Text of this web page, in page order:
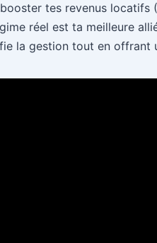
tes revenus
réel est ta meilleure
la gestion tout en offrant